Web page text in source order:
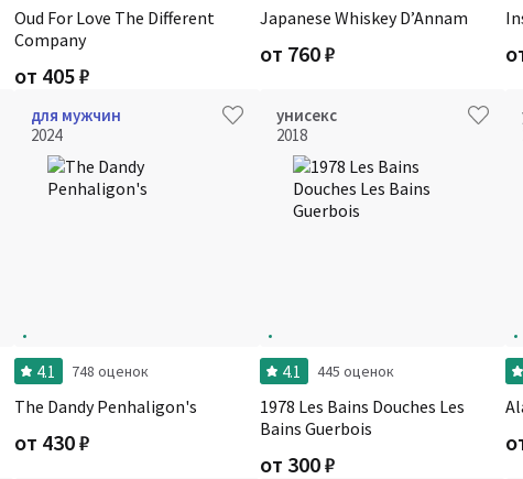
Oud For Love The Different
Company
от 405₽
Japanese Whiskey D’Annam
от 760₽
для мужчин
2024
4.1 748 оценок
The Dandy Penhaligon's
от 430₽
унисекс
2018
4.1 445 оценок
1978 Les Bains Douches Les
Bains Guerbois
от 300₽